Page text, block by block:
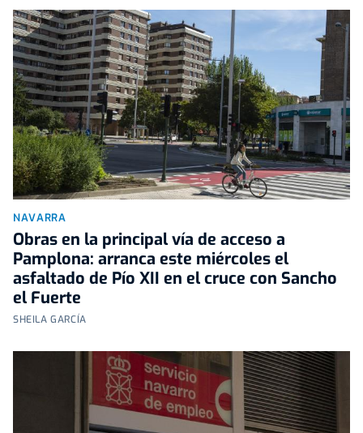
NAVARRA
Obras en la principal vía de acceso a
Pamplona: arranca este miércoles el
asfaltado de Pío XII en el cruce con Sancho
el Fuerte
SHEILA GARCÍA